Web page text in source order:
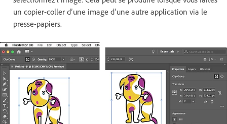
un copier-coller d’une image d’une autre application via le
presse-papiers.